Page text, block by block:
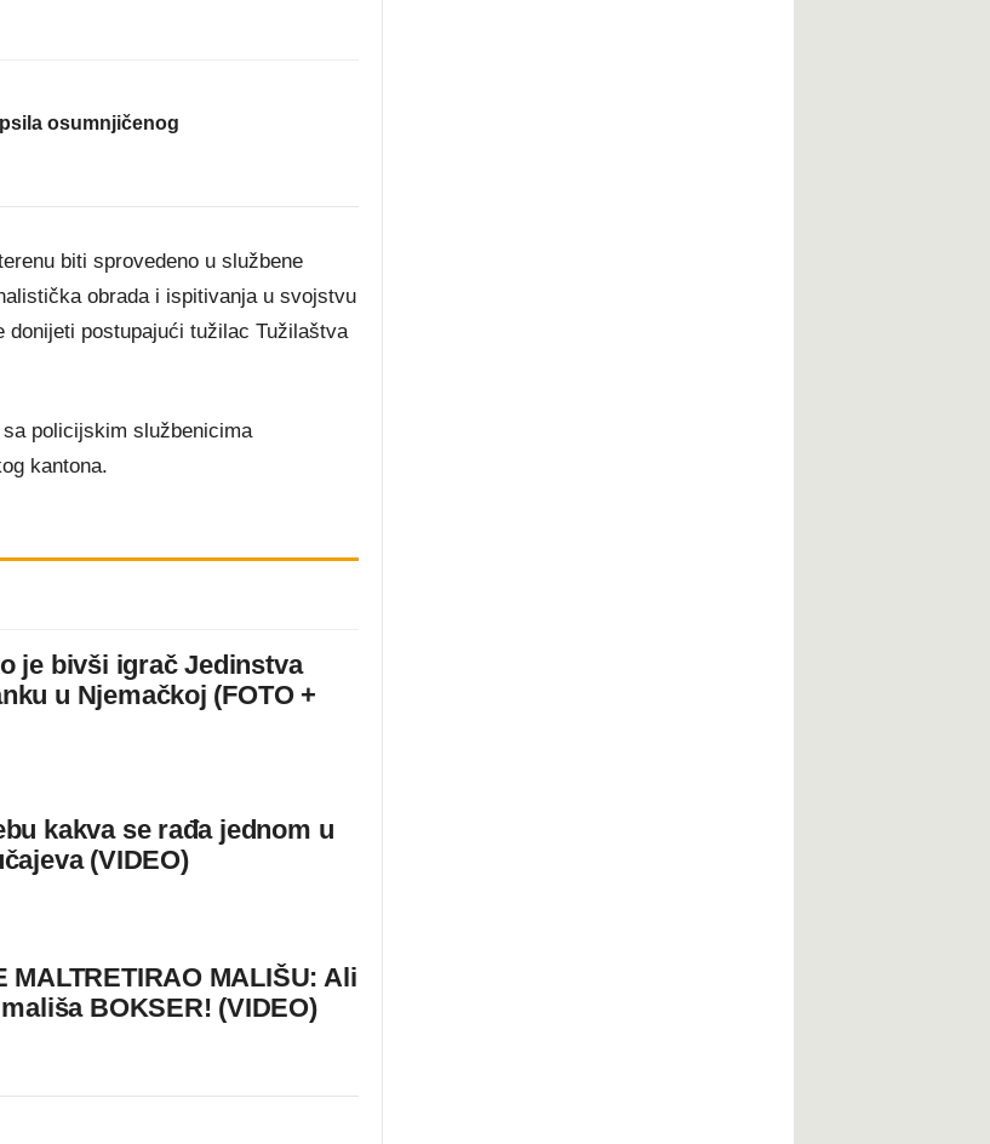
osumnjičenog
biti sprovedeno u službene
obrada i ispitivanja u svojstvu
postupajući tužilac Tužilaštva
policijskim službenicima
kantona.
je bivši igrač Jedinstva
u Njemačkoj (FOTO +
kakva se rađa jednom u
(VIDEO)
MALTRETIRAO MALIŠU: Ali
BOKSER! (VIDEO)